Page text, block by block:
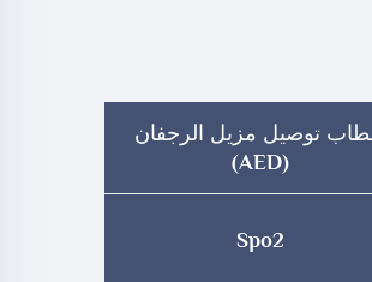
توصيل مزيل الرجفان
(AED)
Spo2